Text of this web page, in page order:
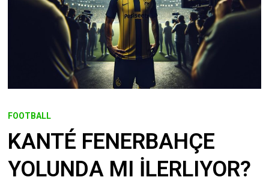
FOOTBALL
KANTÉ FENERBAHÇE
YOLUNDA MI İLERLIYOR?